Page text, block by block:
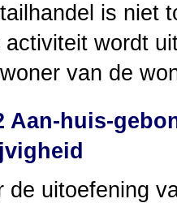
is niet
activiteit wordt
van de
Aan-huis-
de uitoefening